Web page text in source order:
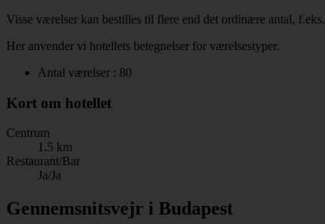
Visse værelser kan bestilles til flere end det ordinære antal,
Her anvender vi hotellets betegnelser for værelsestyper.
Antal værelser : 80
Kort om hotellet
Centrum
1.5 km
Restaurant/Bar
Ja/Ja
Gennemsnitsvejr i Budapest